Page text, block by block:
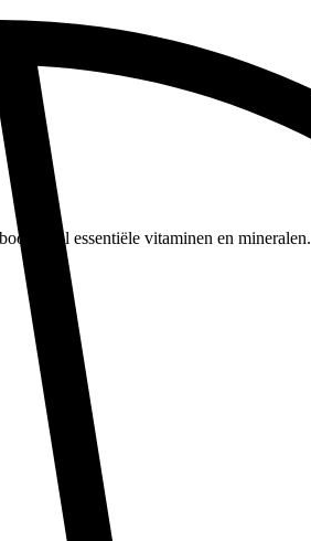
essentiële vitaminen en mineralen.